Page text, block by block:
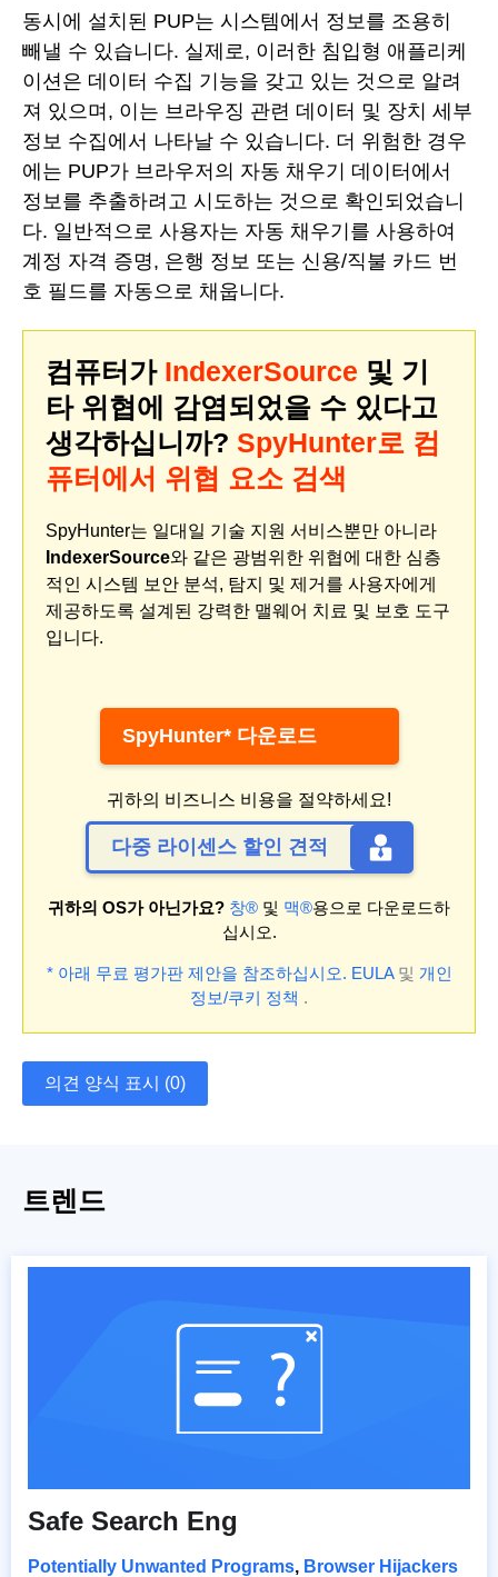
동시에 설치된 PUP는 시스템에서 정보를 조용히
빼낼 수 있습니다. 실제로, 이러한 침입형 애플리케
이션은 데이터 수집 기능을 갖고 있는 것으로 알려
져 있으며, 이는 브라우징 관련 데이터 및 장치 세부
정보 수집에서 나타날 수 있습니다. 더 위험한 경우
에는 PUP가 브라우저의 자동 채우기 데이터에서
정보를 추출하려고 시도하는 것으로 확인되었습니
다. 일반적으로 사용자는 자동 채우기를 사용하여
계정 자격 증명, 은행 정보 또는 신용/직불 카드 번
호 필드를 자동으로 채웁니다.
컴퓨터가 IndexerSource 및 기
타 위협에 감염되었을 수 있다고
생각하십니까? SpyHunter로 컴
퓨터에서 위협 요소 검색
SpyHunter는 일대일 기술 지원 서비스뿐만 아니라
IndexerSource와 같은 광범위한 위협에 대한 심층
적인 시스템 보안 분석, 탐지 및 제거를 사용자에게
제공하도록 설계된 강력한 맬웨어 치료 및 보호 도구
입니다.
SpyHunter* 다운로드
귀하의 비즈니스 비용을 절약하세요!
다중 라이센스 할인 견적
귀하의 OS가 아닌가요? 창® 및 맥®용으로 다운로드하
십시오.
* 아래 무료 평가판 제안을 참조하십시오. EULA및 개인
정보/쿠키 정책 .
의견 양식 표시 (0)
트렌드
Safe Search Eng
Potentially Unwanted Programs, Browser Hijackers